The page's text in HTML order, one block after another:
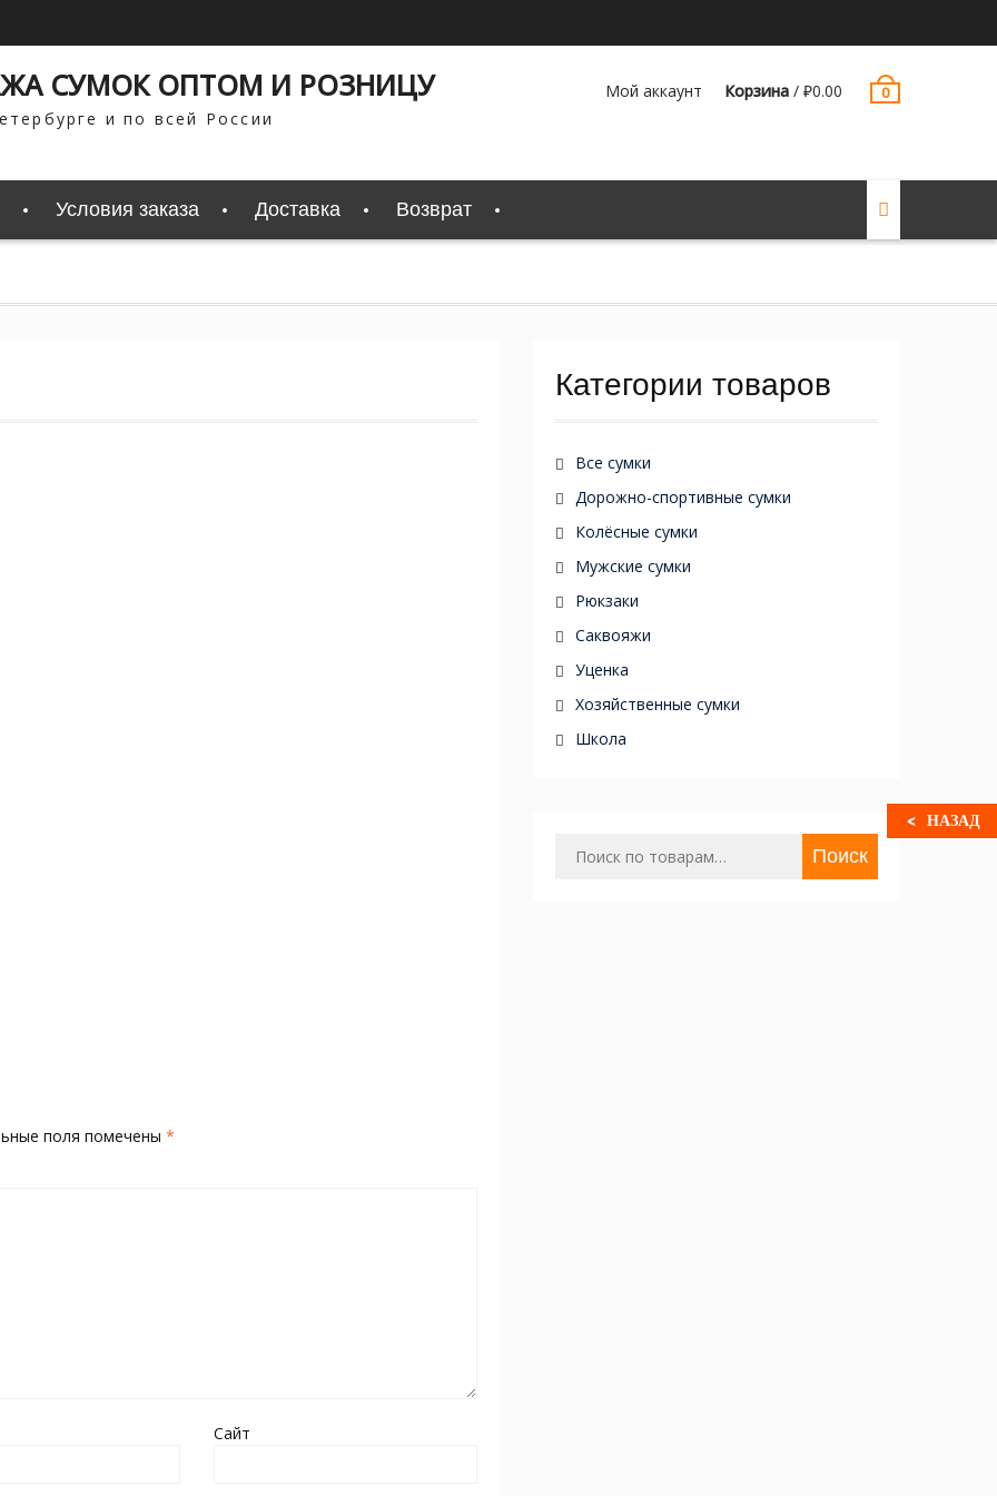
СУМОК ОПТОМ И РОЗНИЦУ
и по всей России
Мой аккаунт Корзина / ₽0.00 0
Условия заказа Доставка Возврат
поля помечены *
Сайт
Категории товаров
Все сумки
Дорожно-спортивные сумки
Колёсные сумки
Мужские сумки
Рюкзаки
Саквояжи
Уценка
Хозяйственные сумки
Школа
Поиск
НАЗАД